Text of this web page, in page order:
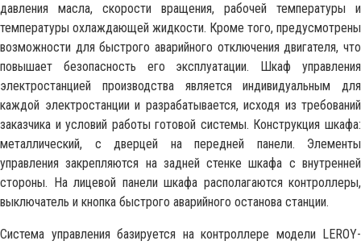
давления масла, скорости вращения, рабочей температуры и
температуры охлаждающей жидкости. Кроме того, предусмотрены
возможности для быстрого аварийного отключения двигателя, что
повышает безопасность его эксплуатации. Шкаф управления
электростанцией производства является индивидуальным для
каждой электростанции и разрабатывается, исходя из требований
заказчика и условий работы готовой системы. Конструкция шкафа:
металлический, с дверцей на передней панели. Элементы
управления закрепляются на задней стенке шкафа с внутренней
стороны. На лицевой панели шкафа располагаются контроллеры,
выключатель и кнопка быстрого аварийного останова станции.
Система управления базируется на контроллере модели LEROY-